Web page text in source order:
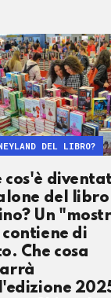
cos'è
del
Un
contiene di
Che cosa
DEL LIBRO?